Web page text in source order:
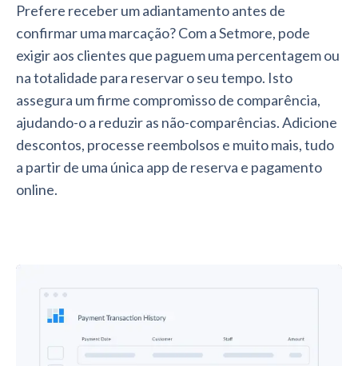
Prefere receber um adiantamento antes de
confirmar uma marcação? Com a Setmore, pode
exigir aos clientes que paguem uma percentagem ou
na totalidade para reservar o seu tempo. Isto
assegura um firme compromisso de comparência,
ajudando-o a reduzir as não-comparências. Adicione
descontos, processe reembolsos e muito mais, tudo
a partir de uma única app de reserva e pagamento
online.